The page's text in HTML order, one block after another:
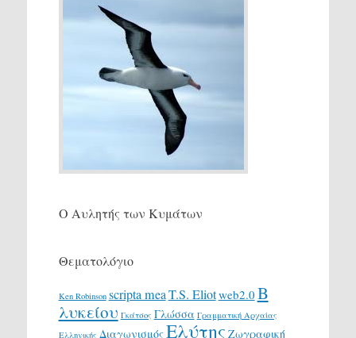
Ο Αυλητής των Κυμάτων
Θεματολόγιο
Ken Robinson scripta meaT.S. Eliotweb2.0 Β
λυκείου Γκάτσος Γλώσσα Γραμματική Αρχαίας
Ελληνικής ΔιαγωνισμόςΕλύτης Ζωγραφική